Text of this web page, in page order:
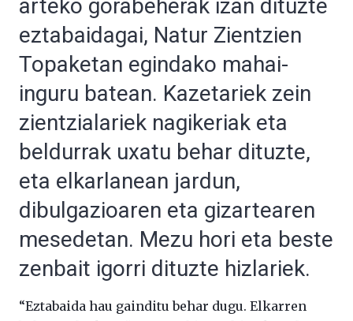
arteko gorabeherak izan dituzte
eztabaidagai, Natur Zientzien
Topaketan egindako mahai-
inguru batean. Kazetariek zein
zientzialariek nagikeriak eta
beldurrak uxatu behar dituzte,
eta elkarlanean jardun,
dibulgazioaren eta gizartearen
mesedetan. Mezu hori eta beste
zenbait igorri dituzte hizlariek.
“Eztabaida hau gainditu behar dugu. Elkarren